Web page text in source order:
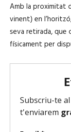
Amb la proximitat
vinent) en
seva retirada, que
físicament per